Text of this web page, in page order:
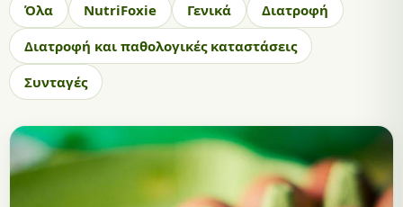
Όλα NutriFoxie Γενικά
Διατροφή
Διατροφή και παθολογικές καταστάσεις
Συνταγές